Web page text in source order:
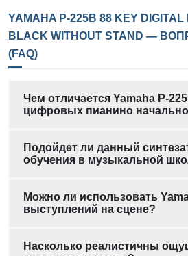
YAMAHA P-225B 88 KEY
BLACK WITHOUT STAND —
(FAQ)
Чем отличается Yamaha P-
цифровых пианино
Подойдет ли данный
обучения в музыкальной
Можно ли использовать
выступлений на сцене?
Насколько реалистичны